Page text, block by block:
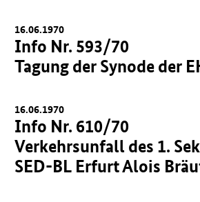
16.06.1970
Info Nr. 593/70
Tagung der Synode der
16.06.1970
Info Nr. 610/70
Verkehrsunfall des 1.
SED-BL Erfurt Alois